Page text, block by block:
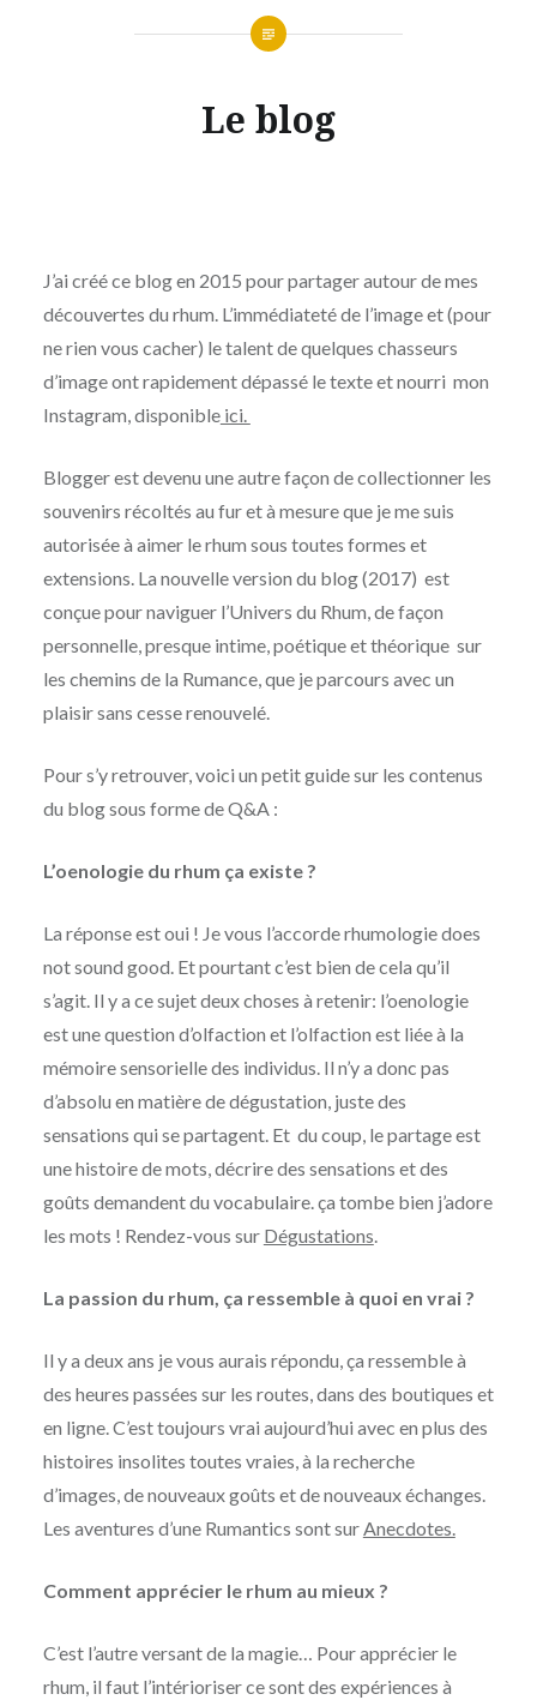
Le blog
J’ai créé ce blog en 2015 pour partager autour de mes
découvertes du rhum. L’immédiateté de l’image et (pour
ne rien vous cacher) le talent de quelques chasseurs
d’image ont rapidement dépassé le texte et nourri mon
Instagram, disponibleici.
Blogger est devenu une autre façon de collectionner les
souvenirs récoltés au fur et à mesure que je me suis
autorisée à aimer le rhum sous toutes formes et
extensions. La nouvelle version du blog (2017) est
conçue pour naviguer l’Univers du Rhum, de façon
personnelle, presque intime, poétique et théorique sur
les chemins de la Rumance, que je parcours avec un
plaisir sans cesse renouvelé.
Pour s’y retrouver, voici un petit guide sur les contenus
du blog sous forme de Q&A :
L’oenologie du rhum ça existe ?
La réponse est oui ! Je vous l’accorde rhumologie does
not sound good. Et pourtant c’est bien de cela qu’il
s’agit. Il y a ce sujet deux choses à retenir: l’oenologie
est une question d’olfaction et l’olfaction est liée à la
mémoire sensorielle des individus. Il n’y a donc pas
d’absolu en matière de dégustation, juste des
sensations qui se partagent. Et du coup, le partage est
une histoire de mots, décrire des sensations et des
goûts demandent du vocabulaire. ça tombe bien j’adore
les mots ! Rendez-vous sur Dégustations
La passion du rhum, ça ressemble à quoi en vrai ?
Il y a deux ans je vous aurais répondu, ça ressemble à
des heures passées sur les routes, dans des boutiques et
en ligne. C’est toujours vrai aujourd’hui avec en plus des
histoires insolites toutes vraies, à la recherche
d’images, de nouveaux goûts et de nouveaux échanges.
Les aventures d’une Rumantics sont sur Anecdotes.
Comment apprécier le rhum au mieux ?
C’est l’autre versant de la magie… Pour apprécier le
rhum, il faut l’intérioriser ce sont des expériences à